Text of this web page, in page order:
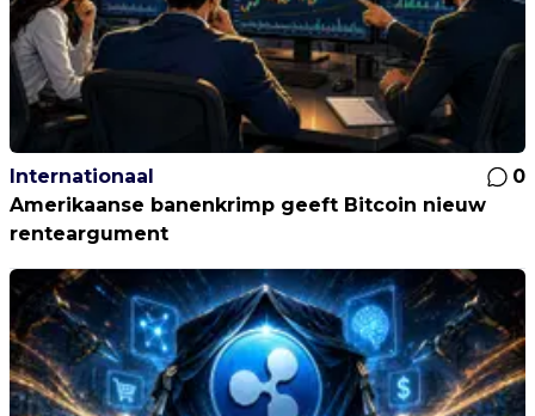
Internationaal
0
Amerikaanse banenkrimp geeft Bitcoin nieuw
renteargument